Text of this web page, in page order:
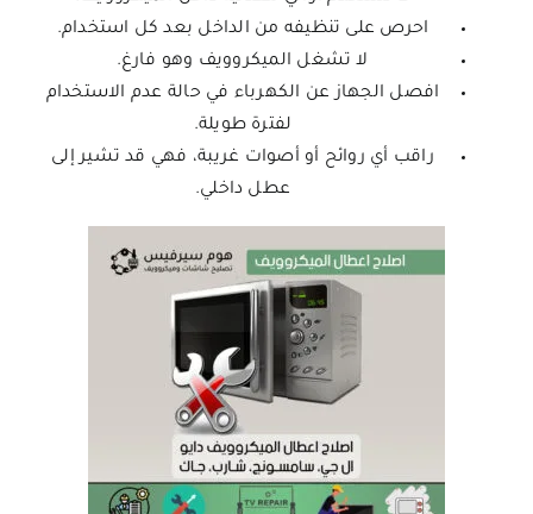
احرص على تنظيفه من الداخل بعد كل استخدام.
لا تشغل الميكروويف وهو فارغ.
افصل الجهاز عن الكهرباء في حالة عدم الاستخدام
لفترة طويلة.
راقب أي روائح أو أصوات غريبة، فهي قد تشير إلى
عطل داخلي.